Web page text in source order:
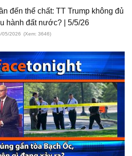
đến thể chất: TT Trump không đủ
hành đất nước? | 5/5/26
05/2026 (Xem: 3646)